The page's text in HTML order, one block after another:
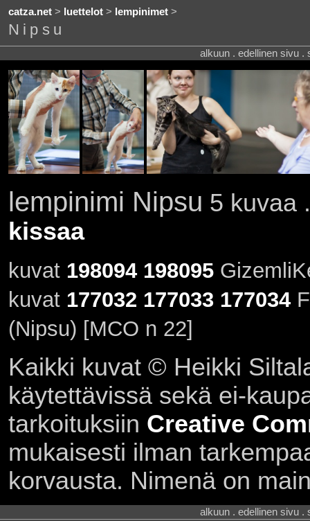
catza.net> luettelot> lempinimet>
Nipsu
alkuun . edellinen sivu .
lempinimi Nipsu 5 kuvaa
kissaa
kuvat 198094 198095
kuvat 177032 177033 177034
(Nipsu) [MCO n 22]
Kaikki kuvat © Heikki
käytettävissä sekä ei-
tarkoituksiin Creative
mukaisesti ilman
korvausta. Nimenä on
alkuun . edellinen sivu .